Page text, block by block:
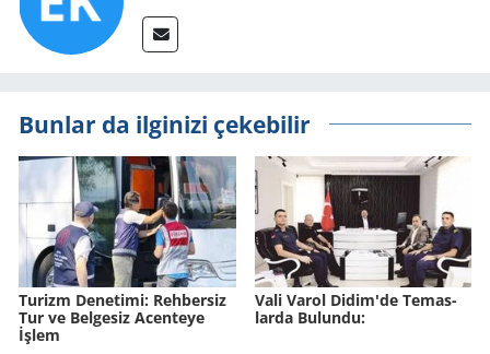
Bunlar da ilginizi çekebilir
Tu­rizm De­ne­ti­mi: Reh­ber­siz
Tur ve Bel­ge­siz Acen­te­ye
İşlem
Vali Varol Didim'de Te­mas­
lar­da Bu­lun­du: